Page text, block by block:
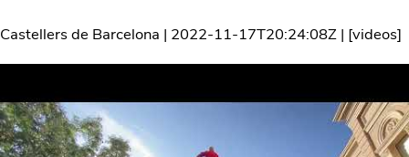
Castellers de Barcelona | 2022-11-17T20:24:08Z | [videos]